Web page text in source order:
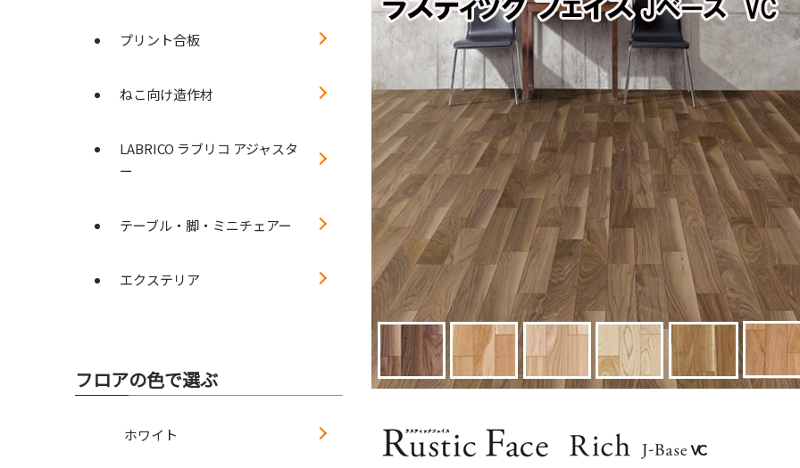
プリント合板
ねこ向け造作材
LABRICO ラブリコ アジャスタ
ー
テーブル・脚・ミニチェアー
エクステリア
フロアの色で選ぶ
ホワイト